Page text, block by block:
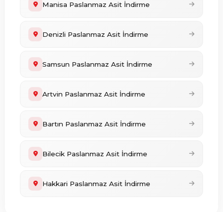
Manisa Paslanmaz Asit İndirme
Denizli Paslanmaz Asit İndirme
Samsun Paslanmaz Asit İndirme
Artvin Paslanmaz Asit İndirme
Bartın Paslanmaz Asit İndirme
Bilecik Paslanmaz Asit İndirme
Hakkari Paslanmaz Asit İndirme